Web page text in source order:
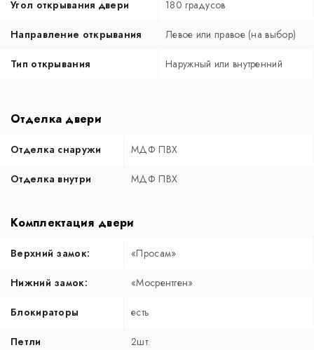
Угол открывания двери 180 градусов
Направление открывания Левое или правое (на выбор)
Тип открывания Наружный или внутренний
Отделка двери
Отделка снаружи МДФ ПВХ
Отделка внутри МДФ ПВХ
Комплектация двери
Верхний замок: «Просам»
Нижний замок: «Мосрентген»
Блокираторы есть
Петли 2шт.